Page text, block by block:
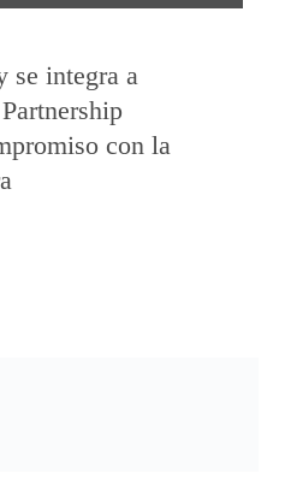
se integra a
con la